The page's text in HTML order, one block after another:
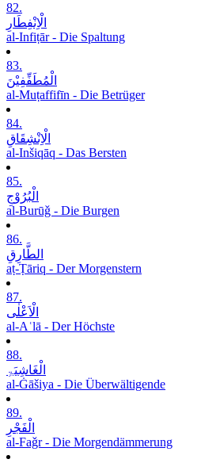
82.
الْاِنْفِطَارِ
al-Infiṭār - Die Spaltung
83.
الْمُطَفِّفِیْنَ
al-Muṭaffifīn - Die Betrüger
84.
الْاِنْشِقَاقِ
al-Inšiqāq - Das Bersten
85.
الْبُرُوْجِ
al-Burūǧ - Die Burgen
86.
الطَّارِقِ
aṭ-Ṭāriq - Der Morgenstern
87.
الْاَعْلٰی
al-Aʿlā - Der Höchste
88.
الْغَاشِیَۃِ
al-Ġāšiya - Die Überwältigende
89.
الْفَجْرِ
al-Faǧr - Die Morgendämmerung